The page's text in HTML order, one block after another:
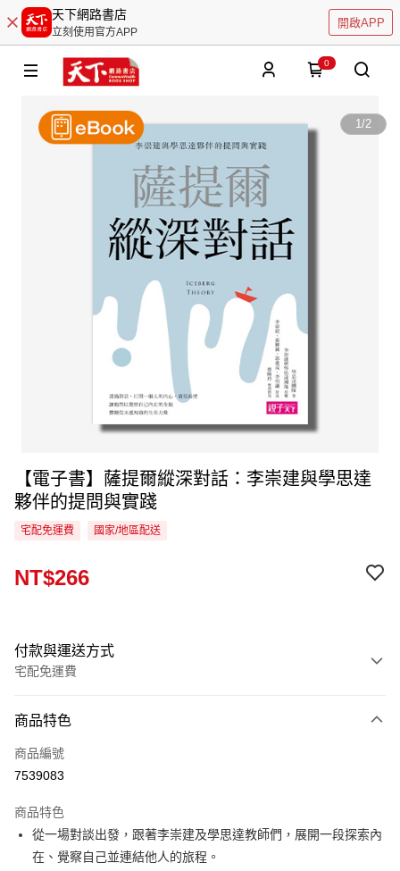
天下網路書店
立刻使用官方APP
開啟APP
0
1/2
【電子書】薩提爾縱深對話：李崇建與學思達
夥伴的提問與實踐
宅配免運費 國家/地區配送
NT$266
付款與運送方式
宅配免運費
信用卡一次付款
LINE Pay
街口支付
悠遊付
商品特色
商品編號
7539083
商品特色
從一場對談出發，跟著李崇建及學思達教師們，展開一段探索內
在、覺察自己並連結他人的旅程。